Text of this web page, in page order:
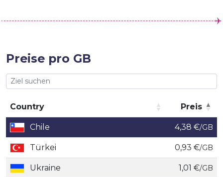
Preise pro GB
Country
Preis
Country
Preis
Chile 4,38 €/GB
Türkei 0,93 €/GB
Ukraine 1,01 €/GB